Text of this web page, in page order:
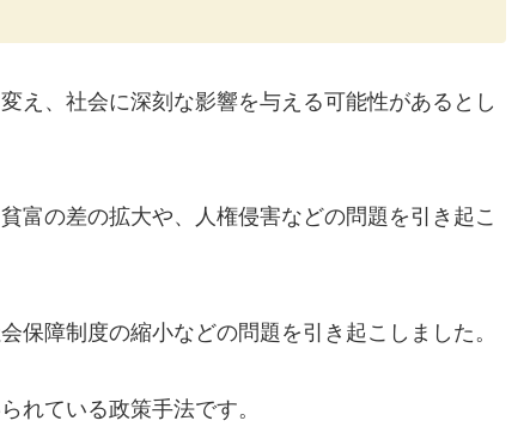
え、社会に深刻な影響を与える可能性があるとし
富の差の拡大や、人権侵害などの問題を引き起こ
保障制度の縮小などの問題を引き起こしました。
れている政策手法です。